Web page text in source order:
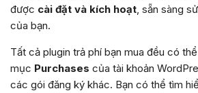
được cài đặt và kích hoạt , sẵn sàng
của bạn.
Tất cả plugin trả phí bạn mua đều có
mục Purchases của tài khoản
các gói đăng ký khác. Bạn có thể tìm